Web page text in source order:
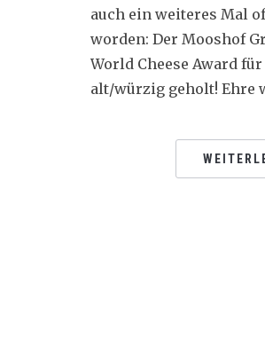
auch ein weiteres Mal
worden: Der Mooshof
World Cheese Award
alt/würzig geholt! Ehre